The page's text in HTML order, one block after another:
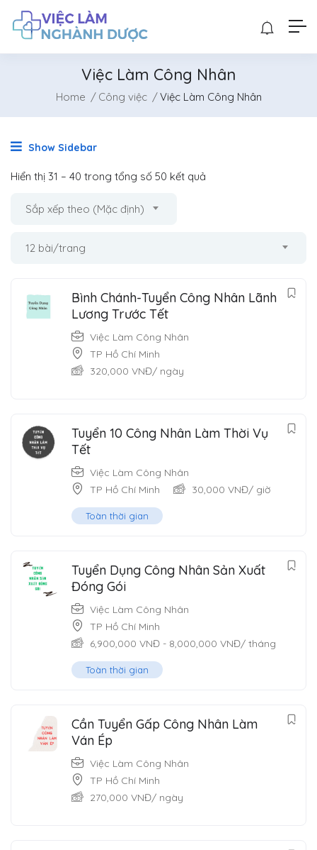
Việc Làm Công Nhân
Home Công việc Việc Làm Công Nhân
Show Sidebar
Hiển thị 31 – 40 trong tổng số 50 kết quả
Sắp xếp theo (Mặc định)
12 bài/trang
Bình Chánh-Tuyển Công Nhân Lãnh
Lương Trước Tết
Việc Làm Công Nhân
TP Hồ Chí Minh
320,000 VNĐ/ ngày
Tuyển 10 Công Nhân Làm Thời Vụ
Tết
Việc Làm Công Nhân
TP Hồ Chí Minh
30,000 VNĐ/ giờ
Toàn thời gian
Tuyển Dụng Công Nhân Sản Xuất
Đóng Gói
Việc Làm Công Nhân
TP Hồ Chí Minh
6,900,000 VNĐ - 8,000,000 VNĐ/ tháng
Toàn thời gian
Cần Tuyển Gấp Công Nhân Làm
Ván Ép
Việc Làm Công Nhân
TP Hồ Chí Minh
270,000 VNĐ/ ngày